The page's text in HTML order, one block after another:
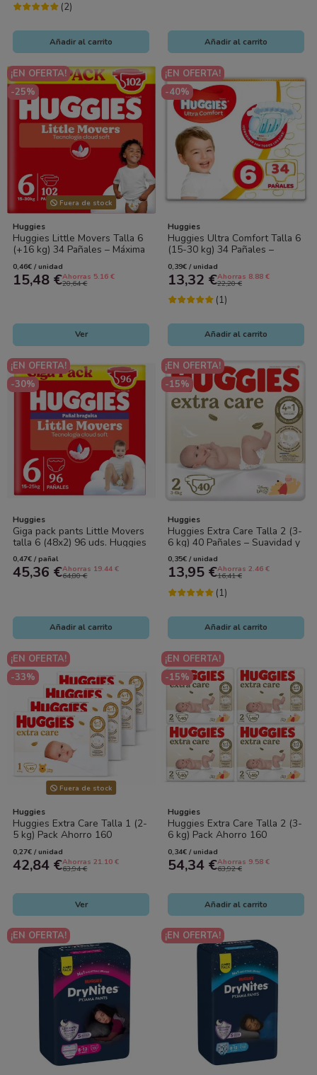
(2)
Añadir al carrito Añadir al carrito
¡EN OFERTA!
-25%
Fuera de stock
Huggies
Huggies Little Movers Talla 6
(+16 kg) 34 Pañales – Máxima
Libertad y Protección para...
0,46€ / unidad
15,48 €Ahorras 5.16 €
20,64 €
Ver
¡EN OFERTA!
-40%
Huggies
Huggies Ultra Comfort Talla 6
(15-30 kg) 34 Pañales –
Máxima Comodidad y Ajuste
para...
0,39€ / unidad
13,32 €Ahorras 8.88 €
22,20 €
(1)
Añadir al carrito
¡EN OFERTA!
-30%
Huggies
Giga pack pants Little Movers
talla 6 (48x2) 96 uds. Huggies
0,47€ / pañal
45,36 €Ahorras 19.44 €
64,80 €
Añadir al carrito
¡EN OFERTA!
-15%
Huggies
Huggies Extra Care Talla 2 (3-
6 kg) 40 Pañales – Suavidad y
Protección para Piel Delicada
0,35€ / unidad
13,95 €Ahorras 2.46 €
16,41 €
(1)
Añadir al carrito
¡EN OFERTA!
-33%
Fuera de stock
Huggies
Huggies Extra Care Talla 1 (2-
5 kg) Pack Ahorro 160
Pañales (4x40) – Máxima
Suavidad y...
0,27€ / unidad
42,84 €Ahorras 21.10 €
63,94 €
Ver
¡EN OFERTA!
-15%
Huggies
Huggies Extra Care Talla 2 (3-
6 kg) Pack Ahorro 160
Pañales (4x40) – Suavidad y...
0,34€ / unidad
54,34 €Ahorras 9.58 €
63,92 €
Añadir al carrito
¡EN OFERTA! ¡EN OFERTA!